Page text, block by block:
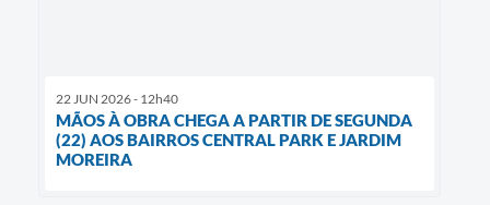
22 JUN 2026 - 12h40
MÃOS À OBRA CHEGA A PARTIR DE SEGUNDA
(22) AOS BAIRROS CENTRAL PARK E JARDIM
MOREIRA